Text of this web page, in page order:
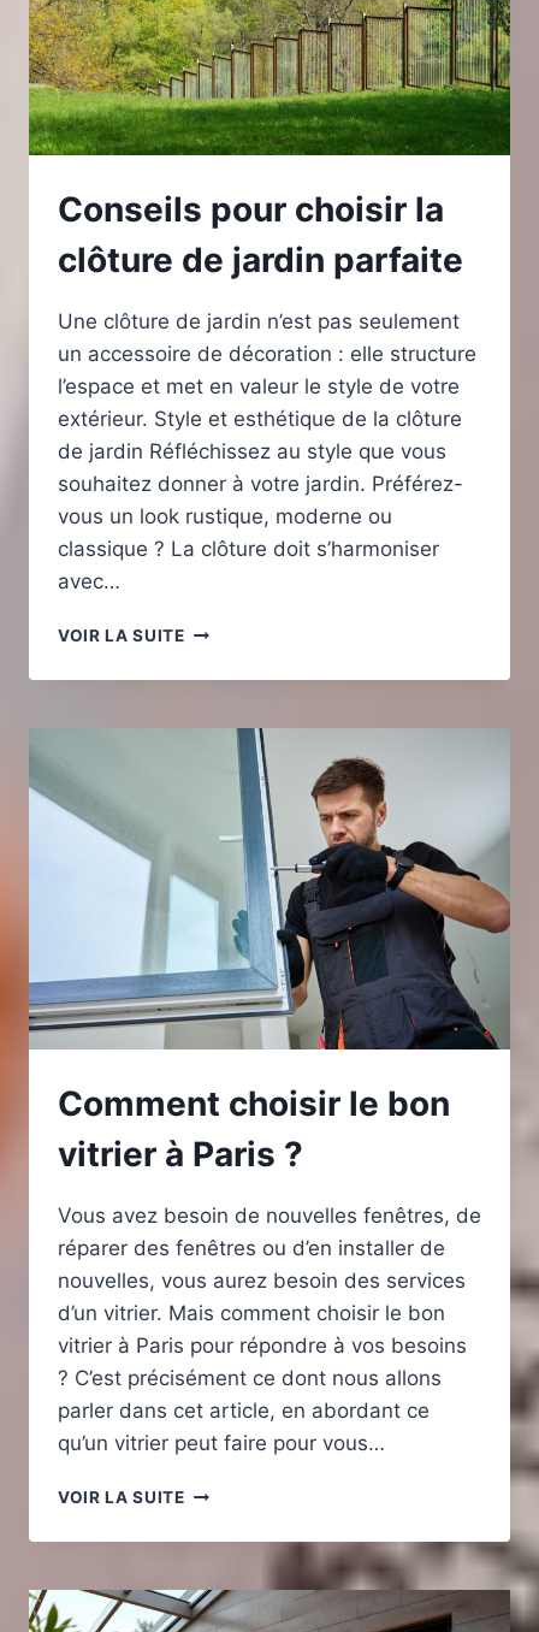
Conseils pour choisir la
clôture de jardin parfaite
Une clôture de jardin n’est pas seulement
un accessoire de décoration : elle structure
l’espace et met en valeur le style de votre
extérieur. Style et esthétique de la clôture
de jardin Réfléchissez au style que vous
souhaitez donner à votre jardin. Préférez-
vous un look rustique, moderne ou
classique ? La clôture doit s’harmoniser
avec…
VOIR LA SUITECONSEILS
CHOISIR
CLÔTURE
JARDIN
PARFAITE
Comment choisir le bon
vitrier à Paris ?
Vous avez besoin de nouvelles fenêtres, de
réparer des fenêtres ou d’en installer de
nouvelles, vous aurez besoin des services
d’un vitrier. Mais comment choisir le bon
vitrier à Paris pour répondre à vos besoins
? C’est précisément ce dont nous allons
parler dans cet article, en abordant ce
qu’un vitrier peut faire pour vous…
VOIR LA SUITECOMMENT
LE
VITRIER
À